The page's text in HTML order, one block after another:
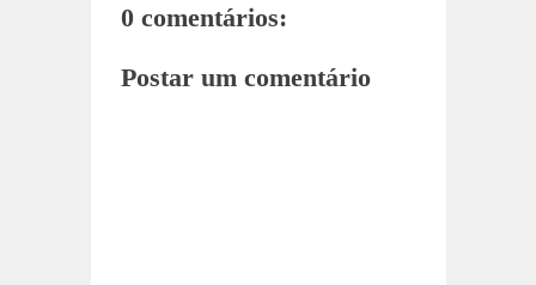
0 comentários:
Postar um comentário